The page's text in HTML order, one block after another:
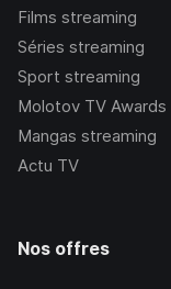
Films streaming
Séries streaming
Sport streaming
Molotov TV Awards
Mangas streaming
Actu TV
Nos offres